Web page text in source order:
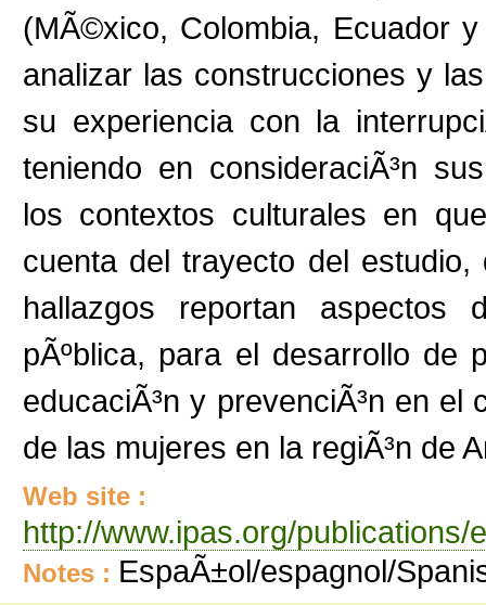
(MÃ©xico, Colombia, Ecuador
analizar las construcciones y
su experiencia con la
teniendo en consideraciÃ³n
los contextos culturales en
cuenta del trayecto del
hallazgos reportan
pÃºblica, para el desarrollo de
educaciÃ³n y prevenciÃ³n en
de las mujeres en la regiÃ³n de
Web site :
http://www.ipas.org/
Notes : EspaÃ±ol/espagnol/